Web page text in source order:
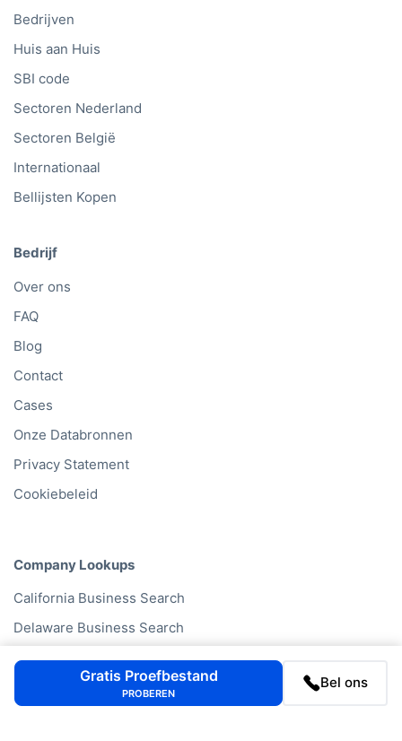
Bedrijven
Huis aan Huis
SBI code
Sectoren Nederland
Sectoren België
Internationaal
Bellijsten Kopen
Bedrijf
Over ons
FAQ
Blog
Contact
Cases
Onze Databronnen
Privacy Statement
Cookiebeleid
Company Lookups
California Business Search
Delaware Business Search
TexasBusiness Search
Business Search
Gratis Proefbestand
PROBEREN
Bel ons